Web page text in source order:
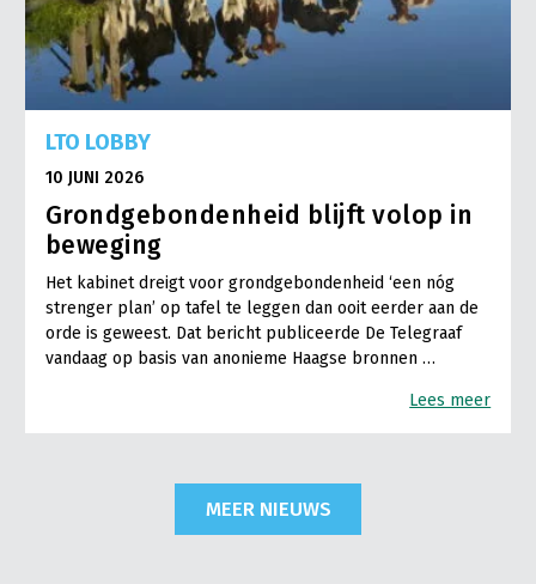
LTO LOBBY
10 JUNI 2026
Grondgebondenheid blijft volop in
beweging
Het kabinet dreigt voor grondgebondenheid ‘een nóg
strenger plan’ op tafel te leggen dan ooit eerder aan de
orde is geweest. Dat bericht publiceerde De Telegraaf
vandaag op basis van anonieme Haagse bronnen …
Lees meer
MEER NIEUWS